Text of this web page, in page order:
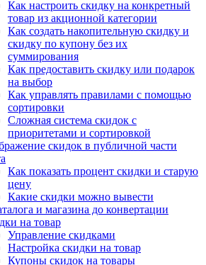
Как настроить скидку на конкретный
товар из акционной категории
Как создать накопительную скидку и
скидку по купону без их
суммирования
Как предоставить скидку или подарок
на выбор
Как управлять правилами с помощью
сортировки
Сложная система скидок с
приоритетами и сортировкой
скидок в публичной части
Как показать процент скидки и старую
цену
Какие скидки можно вывести
и магазина до конвертации
на товар
Управление скидками
Настройка скидки на товар
Купоны скидок на товары